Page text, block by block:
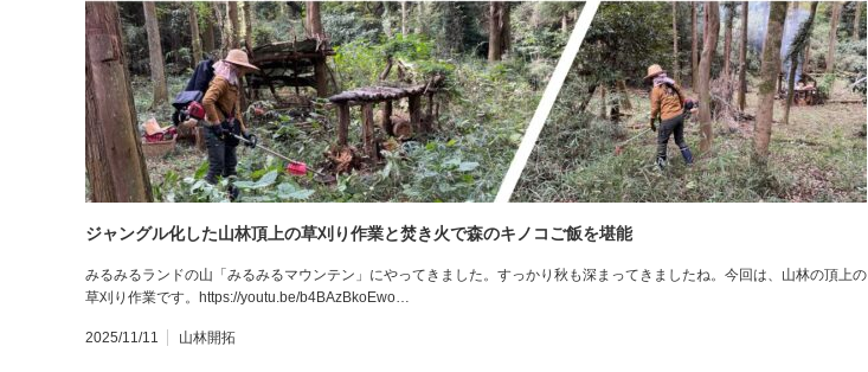
ジャングル化した山林頂上の草刈り作業と焚き火で森のキノコご飯を堪能
みるみるランドの山「みるみるマウンテン」にやってきました。すっかり秋も深まってきましたね。今回は、山林の頂上の
草刈り作業です。https://youtu.be/b4BAzBkoEwo…
2025/11/11 山林開拓